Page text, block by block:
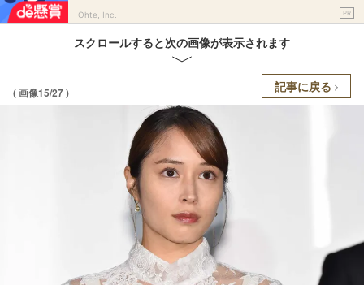
Ohte, Inc. PR
スクロールすると次の画像が表示されます
( 画像15/27 ) 記事に戻る